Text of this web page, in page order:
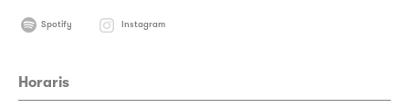
Spotify Instagram
Horaris